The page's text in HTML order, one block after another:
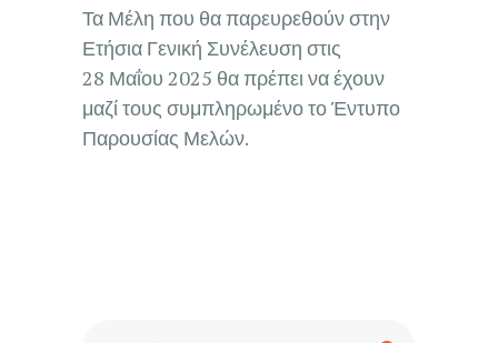
Τα Μέλη που θα παρευρεθούν στην
Ετήσια Γενική Συνέλευση στις
28 Μαΐου 2025 θα πρέπει να έχουν
μαζί τους συμπληρωμένο το Έντυπο
Παρουσίας Μελών.